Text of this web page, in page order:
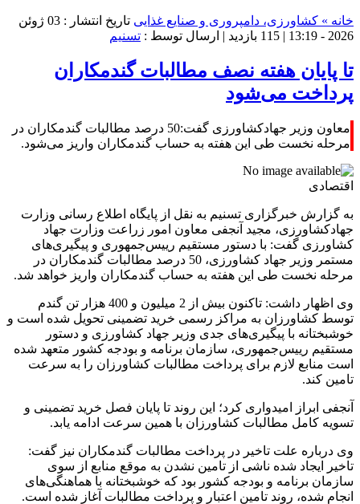
خانه » کشاورزی، دامپروری و صنایع غذایی
تاریخ انتشار : 03 ژوئن
2026 - 13:19 |
115 بازدید | ارسال توسط : تسنیم
تا پایان هفته نصف مطالبات گندمکاران
پرداخت می‌شود
معاون وزیر جهادکشاورزی گفت:50 درصد مطالبات گندمکاران در
مرحله نخست طی این هفته به حساب گندمکاران واریز می‌شود.
اقتصادی
به گزارش خبرگزاری تسنیم به نقل از پایگاه اطلاع رسانی وزارت
جهادکشاورزی، مجید آنجفی معاون امور زراعت وزارت جهاد
کشاورزی گفت: با دستور مستقیم رییس‌جمهوری و پیگیری‌های
مستمر وزیر جهاد کشاورزی، 50 درصد مطالبات گندمکاران در
مرحله نخست طی این هفته به حساب گندمکاران واریز خواهد شد.
وی اظهار داشت: تاکنون بیش از 2 میلیون و 400 هزار تن گندم
توسط کشاورزان به مراکز رسمی خرید تضمینی تحویل شده است و
خوشبختانه با پیگیری‌های جدی وزیر جهاد کشاورزی و دستور
مستقیم رییس‌جمهوری، سازمان برنامه و بودجه کشور متعهد شده
است منابع لازم برای پرداخت مطالبات کشاورزان را به سرعت
تامین کند.
آنجفی ابراز امیدواری کرد؛ این روند تا پایان فصل خرید تضمینی و
تسویه کامل مطالبات کشاورزان با همین سرعت ادامه یابد.
وی درباره علت تاخیر در پرداخت مطالبات گندمکاران نیز گفت:
تاخیر ایجاد شده ناشی از تامین نشدن به ‌موقع منابع از سوی
سازمان برنامه و بودجه کشور بود که خوشبختانه با هماهنگی‌های
انجام شده، روند تامین اعتبار و پرداخت مطالبات آغاز شده است.